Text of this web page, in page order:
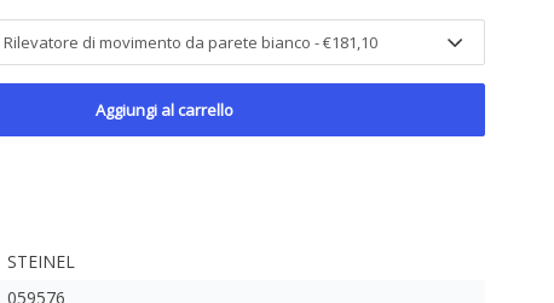
Aggiungi al carrello
STEINEL
059576